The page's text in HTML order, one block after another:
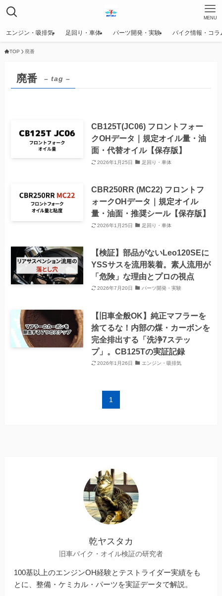
MENU
エンジン・吸排気 足回り・車体 パーツ開発・実験 バイク情報・コラ
TOP 廃番
廃番 – tag –
CB125T(JC06) フロントフォー
クOHデータ｜規定オイル量・油
面・代替オイル【保存版】
2026年1月25日 足回り・車体
CBR250RR (MC22) フロントフ
ォークOHデータ｜規定オイル
量・油面・推奨シール【保存版】
2026年1月25日 足回り・車体
【検証】部品がないLeo120SEに
YSSサスを流用装着。素人流用が
「危険」な理由とプロの視点
2026年7月20日 パーツ開発・実験
【旧車全般OK】純正マフラーを
捨てるな！内部の煤・カーボンを
完全排出する「洗浄7ステッ
プ」。CB125Tの実証記録
2026年1月26日 エンジン・吸排気
1
乾ヤスタカ
旧車バイク・オイル検証の研究者
100基以上のエンジンOH経験とテストライダー実績をも
とに、整備・ケミカル・パーツを実証データで解説。